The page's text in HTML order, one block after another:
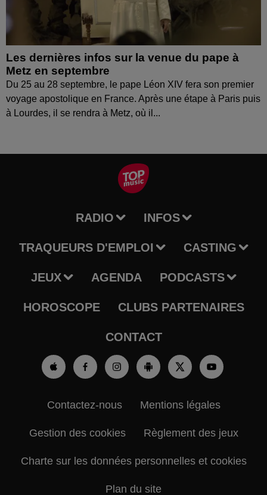
Les dernières infos sur la venue du pape à
Metz en septembre
Du 25 au 28 septembre, le pape Léon XIV fera son premier
voyage apostolique en France. Après une étape à Paris puis
à Lourdes, il se rendra à Metz, où il...
RADIO INFOS
TRAQUEURS D'EMPLOI CASTING
JEUX AGENDA PODCASTS
HOROSCOPE CLUBS PARTENAIRES
CONTACT
Contactez-nous Mentions légales
Gestion des cookies Règlement des jeux
Charte sur les données personnelles et cookies
Plan du site